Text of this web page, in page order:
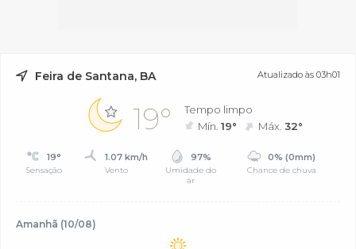
Feira de Santana, BA Atualizado às 03h01
19°
Tempo limpo
Mín.19° Máx.32°
19°
Sensação
1.07 km/h
Vento
97%
Umidade do
ar
0% (0mm)
Chance de chuva
Amanhã (10/08)